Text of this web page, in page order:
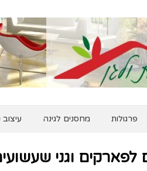
פרגולות מחסנים לגינה עיצוב
וגני